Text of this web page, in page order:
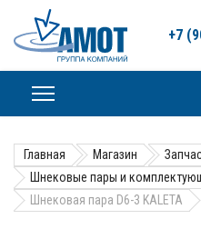
+7
Главная Магазин
Шнековые пары и
Шнековая пара D6-3 KALETA